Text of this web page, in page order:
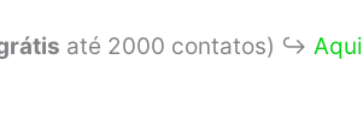
até 2000 contatos) ↪ Aqui